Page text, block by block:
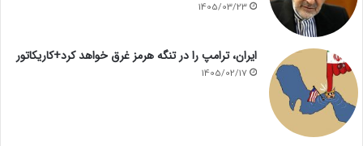
1405/03/23
ایران، ترامپ را در تنگه هرمز غرق خواهد کرد+کاریکاتور
1405/02/17